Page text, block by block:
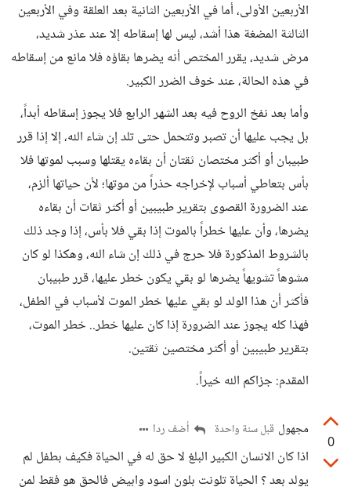
الأربعين الأولى، أما في الأربعين الثانية بعد العلقة وفي الأربعين
الثالثة المضغة هذا أشد، ليس لها إسقاطه إلا عند عذر شديد،
مرض شديد، يقرر المختص أنه يضرها بقاؤه فلا مانع من إسقاطه
في هذه الحالة، عند خوف الضرر الكبير.
وأما بعد نفخ الروح فيه بعد الشهر الرابع فلا يجوز إسقاطه أبداً،
بل يجب عليها أن تصبر وتتحمل حتى تلد إن شاء الله، إلا إذا قرر
طبيبان أو أكثر مختصان ثقتان أن بقاءه يقتلها وسبب لموتها فلا
بأس بتعاطي أسباب لإخراجه حذراً من موتها؛ لأن حياتها ألزم،
عند الضرورة القصوى بتقرير طبيبين أو أكثر ثقات أن بقاءه
يضرها، وأن عليها خطراً بالموت إذا بقي فلا بأس، إذا وجد ذلك
بالشروط المذكورة فلا حرج في ذلك إن شاء الله، وهكذا لو كان
مشوهاً تشويهاً يضرها لو بقي يكون خطر عليها، قرر طبيبان
فأكثر أن هذا الولد لو بقي عليها خطر الموت لأسباب في الطفل،
فهذا كله يجوز عند الضرورة إذا كان عليها خطر.. خطر الموت،
بتقرير طبيبين أو أكثر مختصين ثقتين.
المقدم: جزاكم الله خيراً.
0
مجهول قبل سنة واحدة أضف ردا
اذا كان الانسان الكبير البلغ لا حق له في الحياة فكيف بطفل لم
يولد بعد ؟ الحياة تلونت بلون اسود وابيض فالحق هو فقط لمن